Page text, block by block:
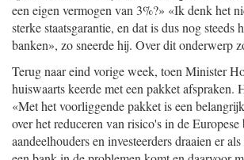
een eigen vermogen van 3%?» «Ik denk het
sterke staatsgarantie, en dat is dus nog steeds
banken», zo sneerde hij. Over dit onderwerp
Terug naar eind vorige week, toen Minister
huiswaarts keerde met een pakket afspraken.
«Met het voorliggende pakket is een
over het reduceren van risico's in de Europese
aandeelhouders en investeerders draaien er